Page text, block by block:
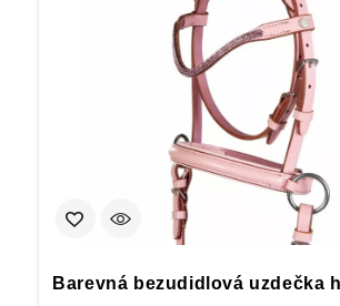
Barevná bezudidlová uzdečka